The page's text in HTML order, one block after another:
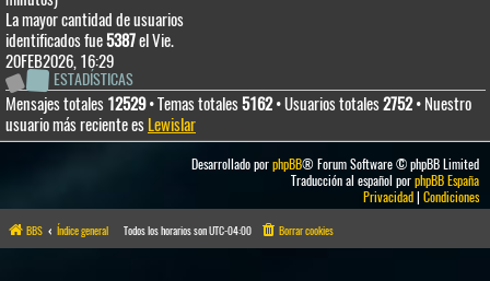
La mayor cantidad de usuarios
identificados fue5387el Vie.
20FEB2026, 16:29
ESTADÍSTICAS
Mensajes totales 12529• Temas totales5162• Usuarios totales2752• Nuestro
usuario más reciente es Lewislar
Desarrollado porphpBB® Forum Software © phpBB Limited
Traducción al español porphpBB España
Privacidad| Condiciones
BBS Índice general Todos los horarios sonUTC-04:00 Borrar cookies